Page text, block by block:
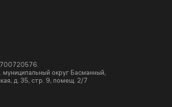
округ Басманный,
д. 35, стр. 9, помещ. 2/7